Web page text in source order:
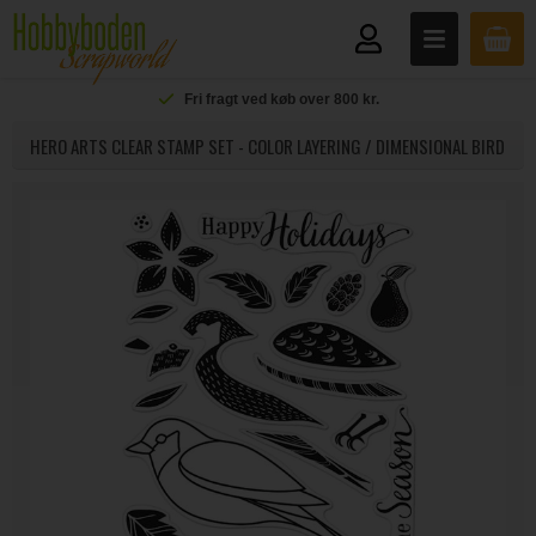
Fri fragt ved køb over 800 kr.
HERO ARTS CLEAR STAMP SET - COLOR LAYERING / DIMENSIONAL BIRD